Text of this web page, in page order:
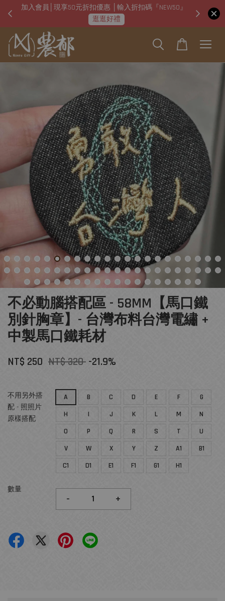
加入會員│現享50元折扣優惠 │輸入折扣碼『NEW50』
逛逛好禮
即日
不必動腦搭配區 - 58MM【馬口鐵
別針胸章】- 台灣布料台灣電繡 +
中製馬口鐵耗材
NT$ 250 NT$ 320 -21.9%
不用另外搭
配 - 照照片
原樣搭配
A B C D E F
G
H
I J K L M
N
O
P Q R S T
U
V
W X Y Z A1
B1
C1
D1 E1 F1 G1 H1
數量
- +